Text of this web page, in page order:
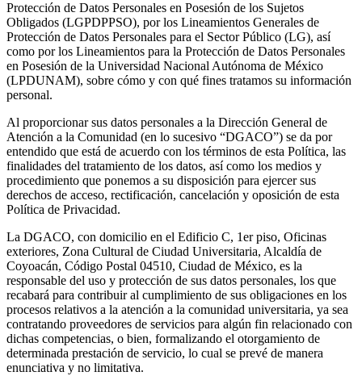
Protección de Datos Personales en Posesión de los Sujetos
Obligados (LGPDPPSO), por los Lineamientos Generales de
Protección de Datos Personales para el Sector Público (LG), así
como por los Lineamientos para la Protección de Datos Personales
en Posesión de la Universidad Nacional Autónoma de México
(LPDUNAM), sobre cómo y con qué fines tratamos su información
personal.
Al proporcionar sus datos personales a la Dirección General de
Atención a la Comunidad (en lo sucesivo “DGACO”) se da por
entendido que está de acuerdo con los términos de esta Política, las
finalidades del tratamiento de los datos, así como los medios y
procedimiento que ponemos a su disposición para ejercer sus
derechos de acceso, rectificación, cancelación y oposición de esta
Política de Privacidad.
La DGACO, con domicilio en el Edificio C, 1er piso, Oficinas
exteriores, Zona Cultural de Ciudad Universitaria, Alcaldía de
Coyoacán, Código Postal 04510, Ciudad de México, es la
responsable del uso y protección de sus datos personales, los que
recabará para contribuir al cumplimiento de sus obligaciones en los
procesos relativos a la atención a la comunidad universitaria, ya sea
contratando proveedores de servicios para algún fin relacionado con
dichas competencias, o bien, formalizando el otorgamiento de
determinada prestación de servicio, lo cual se prevé de manera
enunciativa y no limitativa.